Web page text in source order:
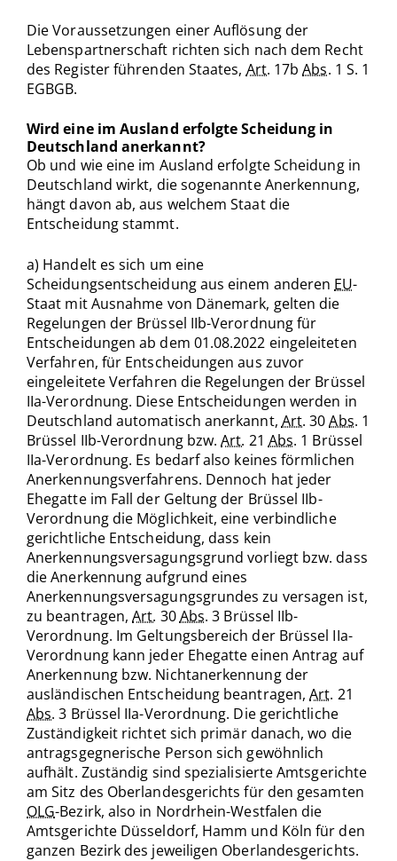
Die Voraussetzungen einer Auflösung der
Lebenspartnerschaft richten sich nach dem Recht
des Register führenden Staates, Art. 17bAbs. 1 S. 1
EGBGB.
Wird eine im Ausland erfolgte Scheidung in
Deutschland anerkannt?
Ob und wie eine im Ausland erfolgte Scheidung in
Deutschland wirkt, die sogenannte Anerkennung,
hängt davon ab, aus welchem Staat die
Entscheidung stammt.
a) Handelt es sich um eine
Scheidungsentscheidung aus einem anderen EU-
Staat mit Ausnahme von Dänemark, gelten die
Regelungen der Brüssel IIb-Verordnung für
Entscheidungen ab dem 01.08.2022 eingeleiteten
Verfahren, für Entscheidungen aus zuvor
eingeleitete Verfahren die Regelungen der Brüssel
IIa-Verordnung. Diese Entscheidungen werden in
Deutschland automatisch anerkannt, Art. 30Abs. 1
Brüssel IIb-Verordnung bzw.Art. 21 Abs. 1 Brüssel
IIa-Verordnung. Es bedarf also keines förmlichen
Anerkennungsverfahrens. Dennoch hat jeder
Ehegatte im Fall der Geltung der Brüssel IIb-
Verordnung die Möglichkeit, eine verbindliche
gerichtliche Entscheidung, dass kein
Anerkennungsversagungsgrund vorliegt bzw. dass
die Anerkennung aufgrund eines
Anerkennungsversagungsgrundes zu versagen ist,
zu beantragen,Art. 30Abs. 3 Brüssel IIb-
Verordnung. Im Geltungsbereich der Brüssel IIa-
Verordnung kann jeder Ehegatte einen Antrag auf
Anerkennung bzw. Nichtanerkennung der
ausländischen Entscheidung beantragen,Art. 21
Abs. 3 Brüssel IIa-Verordnung. Die gerichtliche
Zuständigkeit richtet sich primär danach, wo die
antragsgegnerische Person sich gewöhnlich
aufhält. Zuständig sind spezialisierte Amtsgerichte
am Sitz des Oberlandesgerichts für den gesamten
OLG-Bezirk, also in Nordrhein-Westfalen die
Amtsgerichte Düsseldorf, Hamm und Köln für den
ganzen Bezirk des jeweiligen Oberlandesgerichts.